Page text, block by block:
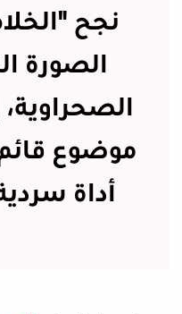
نجح
الصورة
موضوع قائم
أداة